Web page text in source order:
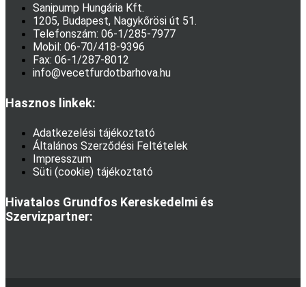
Sanipump Hungária Kft.
1205, Budapest, Nagykőrösi út 51.
Telefonszám: 06-1/285-7977
Mobil: 06-70/418-9396
Fax: 06-1/287-8012
info@vecetfurdotbarhova.hu
Hasznos linkek:
Adatkezelési tájékoztató
Általános Szerződési Feltételek
Impresszum
Süti (cookie) tájékoztató
Hivatalos Grundfos Kereskedelmi és
Szervizpartner: